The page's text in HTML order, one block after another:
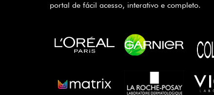
portal de fácil acesso, interativo e completo.